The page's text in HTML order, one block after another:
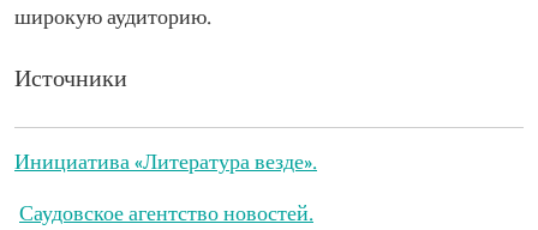
широкую аудиторию.
Источники
Инициатива «Литература везде».
Саудовское агентство новостей.